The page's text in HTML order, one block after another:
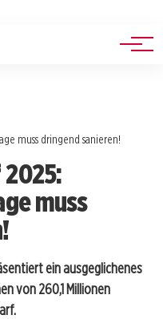
muss dringend sanieren!
muss
ein ausgeglichenes
von 260,1 Millionen